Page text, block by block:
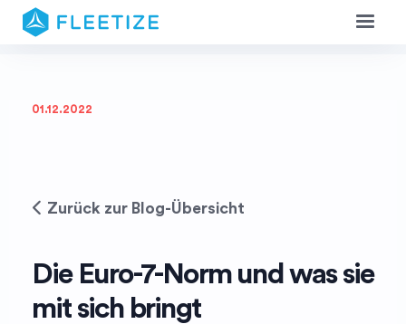
01.12.2022
Zurück zur Blog-Übersicht
Die Euro-7-Norm und was sie
mit sich bringt